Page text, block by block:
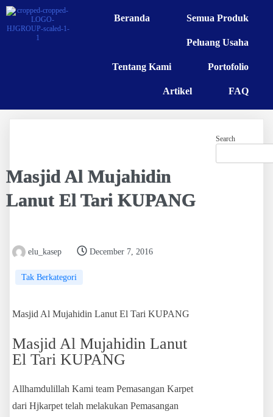
Beranda Semua Produk
Peluang Usaha
Tentang Kami Portofolio
Artikel FAQ
Masjid Al Mujahidin
Lanut El Tari KUPANG
elu_kasep December 7, 2016
Tak Berkategori
Masjid Al Mujahidin Lanut El Tari KUPANG
Masjid Al Mujahidin Lanut
El Tari KUPANG
Allhamdulillah Kami team Pemasangan Karpet
dari Hjkarpet telah melakukan Pemasangan
Search